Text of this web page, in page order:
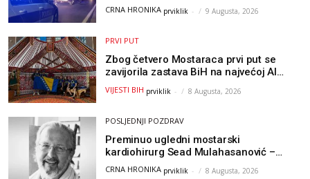
CRNA HRONIKA prviklik - 9 Augusta, 2026
PRVI PUT
Zbog četvero Mostaraca prvi put se
zavijorila zastava BiH na najvećoj AI
olimpijadi, a sada je njihov mentor
postao član komiteta Međunarodne
VIJESTI BIH prviklik - 8 Augusta, 2026
POSLJEDNJI POZDRAV
Preminuo ugledni mostarski
kardiohirurg Sead Mulahasanović –
kolege uputile emotivnu oproštajnu
CRNA HRONIKA prviklik - 8 Augusta, 2026